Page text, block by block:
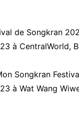
de Songkran
à CentralWorld,
Songkran
à Wat Wang